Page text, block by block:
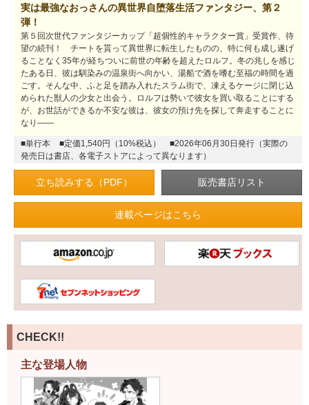
実は最強なおっさんの異世界自堕落生活ファンタジー、第２
弾！
第５回次世代ファンタジーカップ「超個性的キャラクター賞」受賞作、待
望の続刊！ チートを貰って異世界に転生したものの、特に何も成し遂げ
ることなく35年が経ちついに前世の年齢を超えたロルフ。冬の兆しを感じ
たある日、彼は馴染みの温泉街へ向かい、湯船で酒を嗜む至福の時間を過
ごす。そんな中、ふと足を踏み入れたスラム街で、凍えるケージに閉じ込
められた獣人の少女と出会う。ロルフは勢いで彼女を買い取ることにする
が、お世話ができるか不安な彼は、彼女の預け先を探して奔走することに
なり――
■単行本 ■定価1,540円（10%税込）
■2026年06月30日発行（実際の
発売日は書店、各電子ストアによって異なります）
立ち読みする（PDF）
連載ページはこちら
CHECK!!
主な登場人物